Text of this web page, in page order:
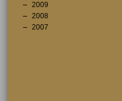
2009
2008
2007